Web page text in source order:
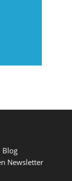
Blog
Newsletter